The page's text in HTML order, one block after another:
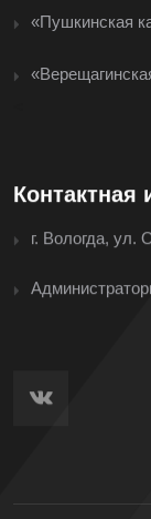
«Пушкинская
г. Вологда, ул.